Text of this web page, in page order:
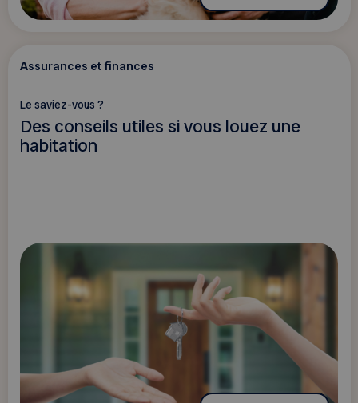
Assurances et finances
Le saviez-vous ?
Des conseils utiles si vous louez une
habitation